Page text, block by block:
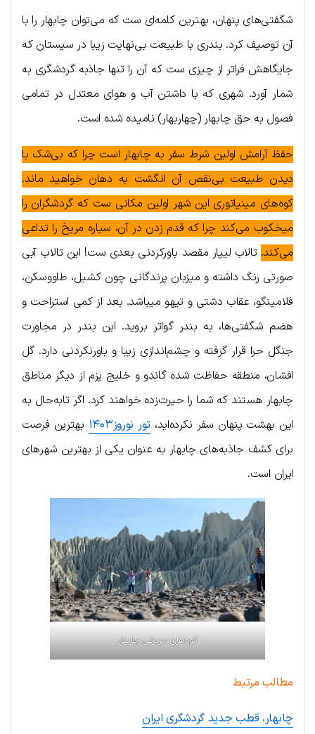
شگفتی‌های پنهان، بهترین کلمه‌ای ست که می‌توان چابهار را با
آن توصیف کرد. بندری با طبیعت بی‌نهایت زیبا در سیستان که
جایگاهش فراتر از چیزی ست که آن را تنها جاذبه گردشگری به
شمار آورد. شهری که با داشتن آب و هوای معتدل در تمامی
فصول به حق چابهار (چهاربهار) نامیده شده است.
حفظ آرامش اولین شرط سفر به چابهار است چرا که بی‌شک با
دیدن طبیعت بی‌نقص آن انگشت به دهان خواهید ماند.
کوه‌های مینیاتوری این شهر اولین مکانی ست که گردشگران را
میخکوب می‌کند چرا که قدم زدن در آن، سیاره مریخ را تداعی
می‌کند. تالاب لیپار مقصد باورکردنی بعدی ست! این تالاب آبی
صورتی رنگ داشته و میزبان پرندگانی چون کشیل، طاووسکن،
فلامینگو، عقاب دشتی و تیهو می‎باشد. بعد از کمی استراحت و
هضم شگفتی‌ها، به بندر گواتر بروید. این بندر در مجاورت
جنگل حرا قرار گرفته و چشم‌اندازی زیبا و باورنکردنی دارد. گل
افشان، منطقه حفاظت شده گاندو و خلیج پزم از دیگر مناطق
چابهار هستند که شما را حیرت‌زده خواهند کرد. اگر تابه‌حال به
این بهشت پنهان سفر نکرده‌اید،تور نوروز۱۴۰۳
بهترین فرصت
برای کشف جاذبه‌های چابهار به عنوان یکی از بهترین شهرهای
ایران است.
کوه‌های مریخی چابهار
مطالب مرتبط
چابهار، قطب جدید گردشگری ایران